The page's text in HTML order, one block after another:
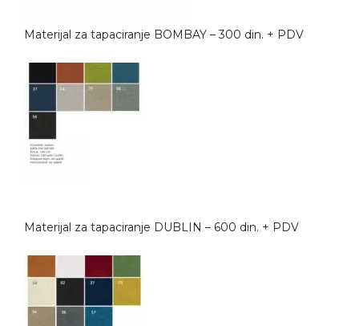
Materijal za tapaciranje BOMBAY – 300 din. + PDV
Materijal za tapaciranje DUBLIN – 600 din. + PDV